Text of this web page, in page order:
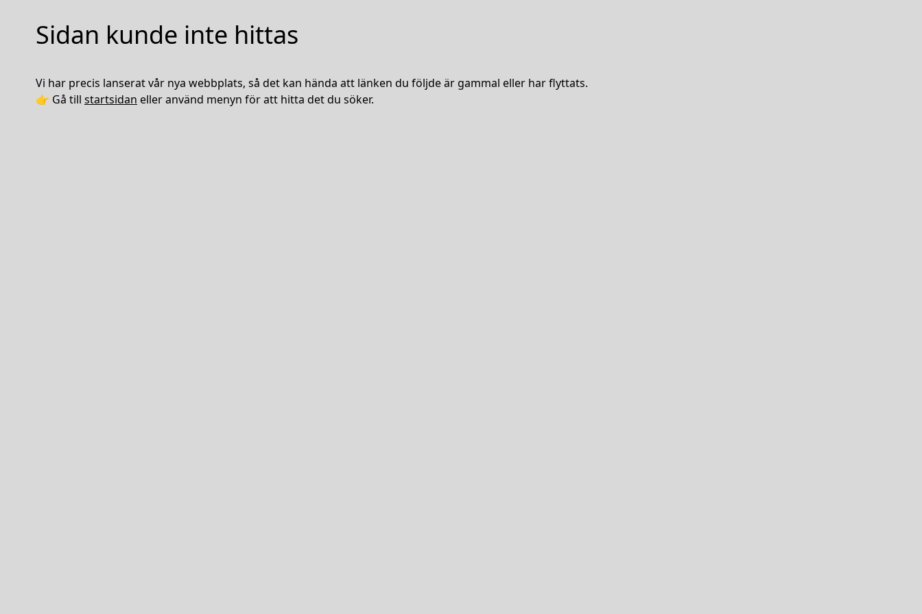
Sidan kunde inte hittas
Vi har precis lanserat vår nya webbplats, så det kan hända att länken du följde är gammal eller har flyttats.
👉 Gå till startsidan eller använd menyn för att hitta det du söker.